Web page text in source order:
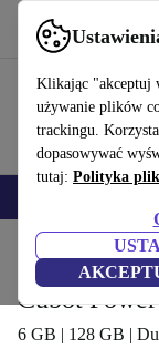
Klikając "akceptuj
używanie plików
trackingu.
dopasowywać
tutaj: Polityka
Korzystaj z
Produkty
Cubot Power
6 GB | 128 GB |